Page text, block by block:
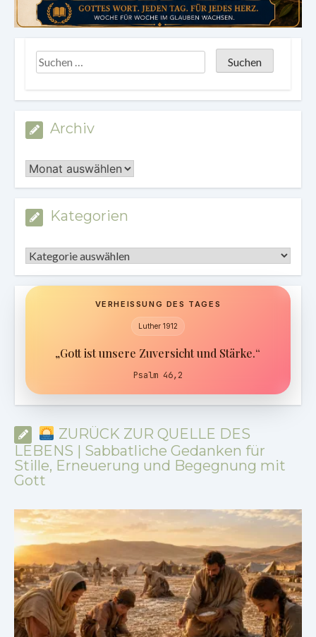
Archiv
Archiv
Kategorien
Kategorien
VERHEISSUNG DES TAGES
Luther 1912
„Gott ist unsere Zuversicht und Stärke.“
Psalm 46,2
ZURÜCK ZUR QUELLE DES
LEBENS | Sabbatliche Gedanken für
Stille, Erneuerung und Begegnung mit
Gott